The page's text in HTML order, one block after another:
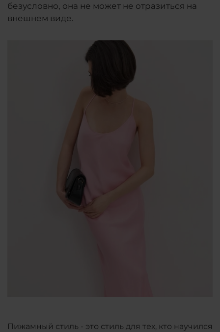
безусловно, она не может не отразиться на
внешнем виде.
Пижамный стиль - это стиль для тех, кто научился